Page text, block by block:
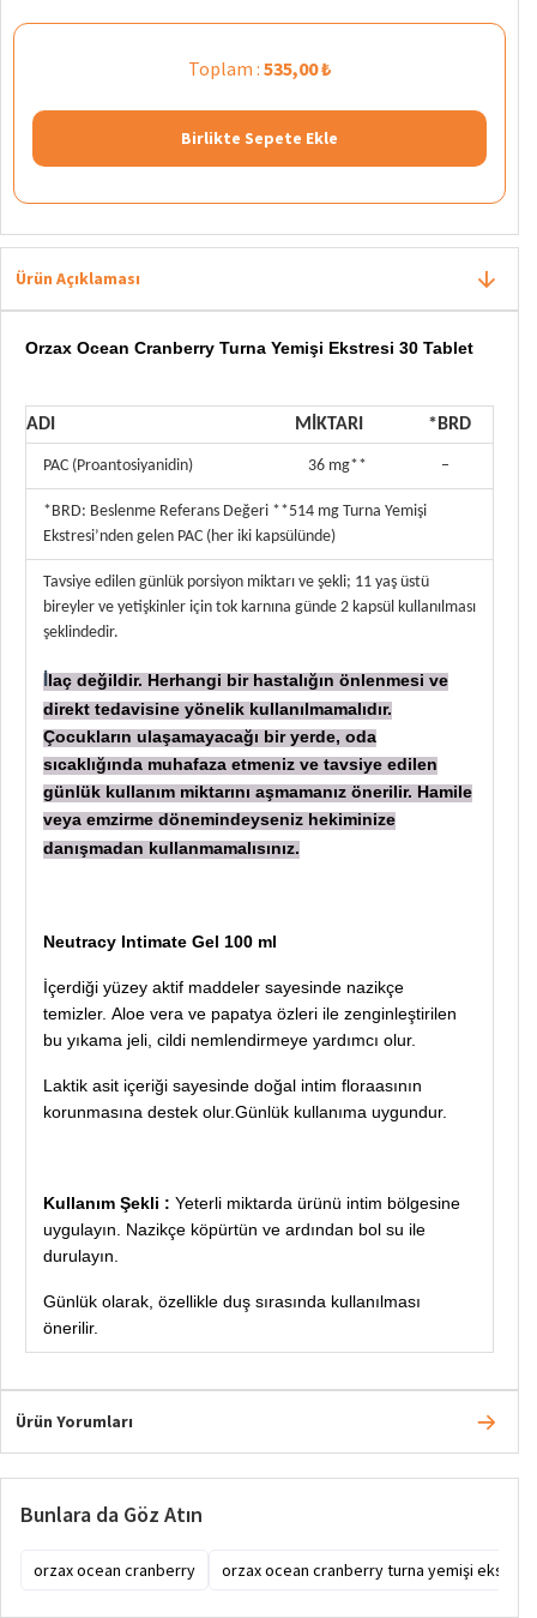
Toplam : 535,00 ₺
Birlikte Sepete Ekle
Ürün Açıklaması
Orzax Ocean Cranberry Turna Yemişi Ekstresi 30 Tablet
ADI MİKTARI *BRD
PAC (Proantosiyanidin) 36 mg** –
*BRD: Beslenme Referans Değeri **514 mg Turna Yemişi
Ekstresi’nden gelen PAC (her iki kapsülünde)
Tavsiye edilen günlük porsiyon miktarı ve şekli; 11 yaş üstü
bireyler ve yetişkinler için tok karnına günde 2 kapsül kullanılması
şeklindedir.
laç değildir. Herhangi bir hastalığın önlenmesi ve
direkt tedavisine yönelik kullanılmamalıdır.
Çocukların ulaşamayacağı bir yerde, oda
sıcaklığında muhafaza etmeniz ve tavsiye edilen
günlük kullanım miktarını aşmamanız önerilir. Hamile
veya emzirme dönemindeyseniz hekiminize
danışmadan kullanmamalısınız.
Neutracy Intimate Gel 100 ml
İçerdiği yüzey aktif maddeler sayesinde nazikçe
temizler. Aloe vera ve papatya özleri ile zenginleştirilen
bu yıkama jeli, cildi nemlendirmeye yardımcı olur.
Laktik asit içeriği sayesinde doğal intim floraasının
korunmasına destek olur.Günlük kullanıma uygundur.
Kullanım Şekli : Yeterli miktarda ürünü intim bölgesine
uygulayın. Nazikçe köpürtün ve ardından bol su ile
durulayın.
Günlük olarak, özellikle duş sırasında kullanılması
önerilir.
Ürün Yorumları
Bunlara da Göz Atın
orzax ocean cranberry orzax ocean cranberry turna yemişi